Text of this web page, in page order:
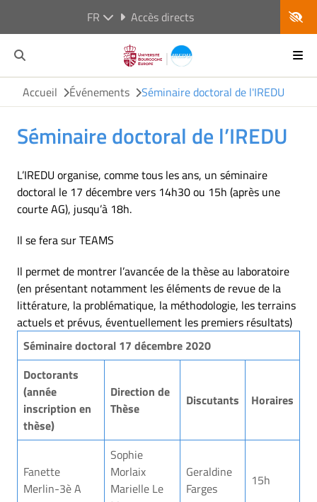
FR Accès directs
Accueil Événements Séminaire doctoral de l'IREDU
Séminaire doctoral de l’IREDU
L’IREDU organise, comme tous les ans, un séminaire
doctoral le 17 décembre vers 14h30 ou 15h (après une
courte AG), jusqu’à 18h.
Il se fera sur TEAMS
Il permet de montrer l’avancée de la thèse au laboratoire
(en présentant notamment les éléments de revue de la
littérature, la problématique, la méthodologie, les terrains
actuels et prévus, éventuellement les premiers résultats)
Séminaire doctoral 17 décembre 2020
Doctorants
(année
inscription en
thèse)
Direction de
Thèse
Discutants Horaires
Fanette
Merlin-3è A
Sophie
Morlaix
Marielle Le
Geraldine
Farges
15h